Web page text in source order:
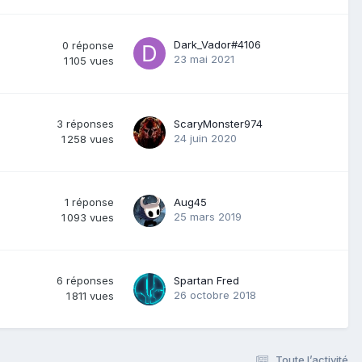
0 réponse
1 105 vues
Dark_Vador#4106
23 mai 2021
3 réponses
1 258 vues
ScaryMonster974
24 juin 2020
1 réponse
1 093 vues
Aug45
25 mars 2019
6 réponses
1 811 vues
Spartan Fred
26 octobre 2018
Toute l’activité